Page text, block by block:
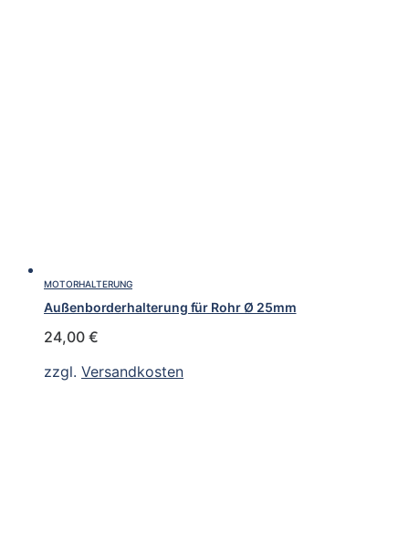
MOTORHALTERUNG
Außenborderhalterung für Rohr Ø 25mm
24,00 €
zzgl. Versandkosten